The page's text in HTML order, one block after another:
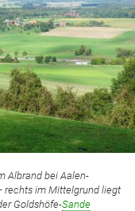
Albrand bei Aalen-
rechts im Mittelgrund liegt
Goldshöfe-Sande